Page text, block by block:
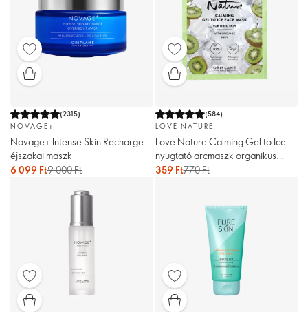
(2315)
NOVAGE+
Novage+ Intense Skin Recharge
éjszakai maszk
6 099 Ft9 000 Ft
(584)
LOVE NATURE
Love Nature Calming Gel to Ice
nyugtató arcmaszk organikus
kivivel
359 Ft770 Ft